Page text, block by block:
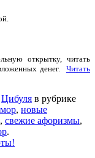
открытку, читать
денег. Читать
Цибуля в рубрике
, новые
, свежие афоризмы,
.